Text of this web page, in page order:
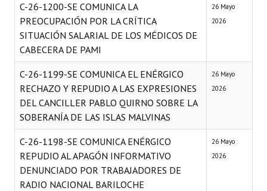
Antiguos Pobladores - Registro
Reconocimientos - Registro
Bariloche, Municipio intercultural
Entrega de distinciones
REFORMA DE LA CARTA ORGÁNICA
C-26-1200-SE COMUNICA LA
PREOCUPACIÓN POR LA CRÍTICA
SITUACIÓN SALARIAL DE LOS MÉDICOS DE
CABECERA DE PAMI
26 Mayo
2026
C-26-1199-SE COMUNICA EL ENÉRGICO
RECHAZO Y REPUDIO A LAS EXPRESIONES
DEL CANCILLER PABLO QUIRNO SOBRE LA
SOBERANÍA DE LAS ISLAS MALVINAS
26 Mayo
2026
C-26-1198-SE COMUNICA ENÉRGICO
REPUDIO AL APAGÓN INFORMATIVO
DENUNCIADO POR TRABAJADORES DE
RADIO NACIONAL BARILOCHE
26 Mayo
2026